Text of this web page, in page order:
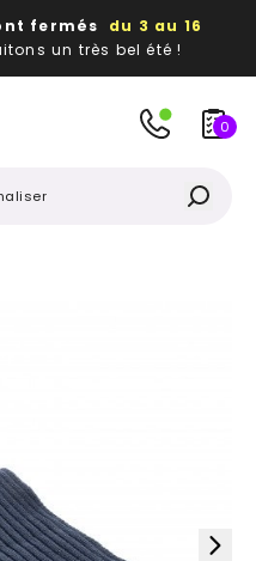
fermés du 3 au 16
un très bel été !
0